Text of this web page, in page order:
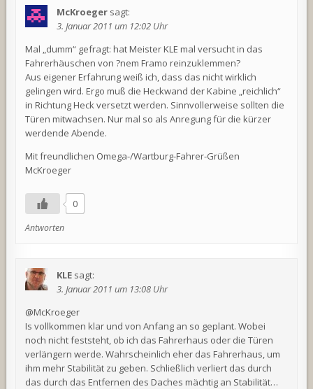
McKroeger sagt:
3. Januar 2011 um 12:02 Uhr
Mal „dumm“ gefragt: hat Meister KLE mal versucht in das
Fahrerhäuschen von ?nem Framo reinzuklemmen?
Aus eigener Erfahrung weiß ich, dass das nicht wirklich
gelingen wird. Ergo muß die Heckwand der Kabine „reichlich“
in Richtung Heck versetzt werden. Sinnvollerweise sollten die
Türen mitwachsen. Nur mal so als Anregung für die kürzer
werdende Abende.
Mit freundlichen Omega-/Wartburg-Fahrer-Grüßen
McKroeger
0
Antworten
KLE sagt:
3. Januar 2011 um 13:08 Uhr
@McKroeger
Is vollkommen klar und von Anfang an so geplant. Wobei
noch nicht feststeht, ob ich das Fahrerhaus oder die Türen
verlängern werde. Wahrscheinlich eher das Fahrerhaus, um
ihm mehr Stabilität zu geben. Schließlich verliert das durch
das durch das Entfernen des Daches mächtig an Stabilität…